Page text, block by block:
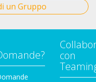
un Gruppo
con